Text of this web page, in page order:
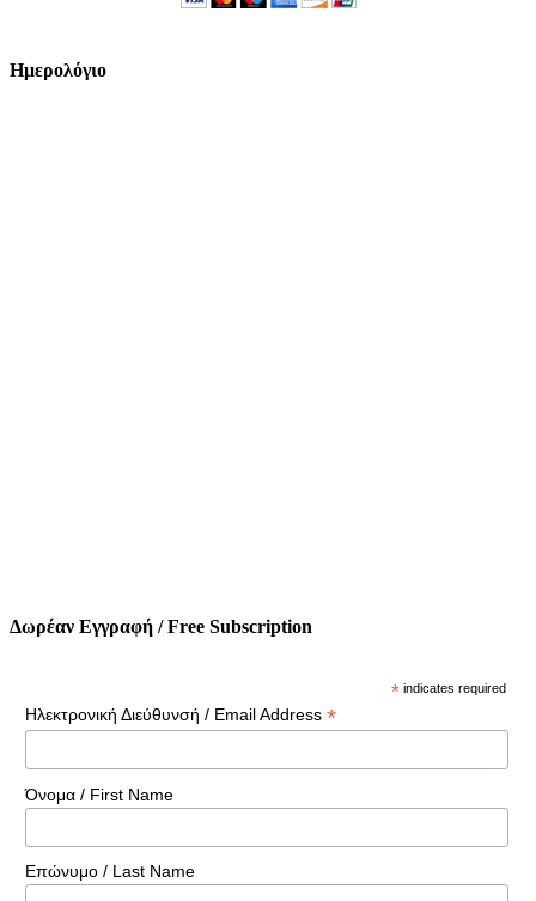
Ημερολόγιο
Δωρέαν Εγγραφή / Free Subscription
* indicates required
Ηλεκτρονική Διεύθυνσή / Email Address *
Όνομα / First Name
Επώνυμο / Last Name